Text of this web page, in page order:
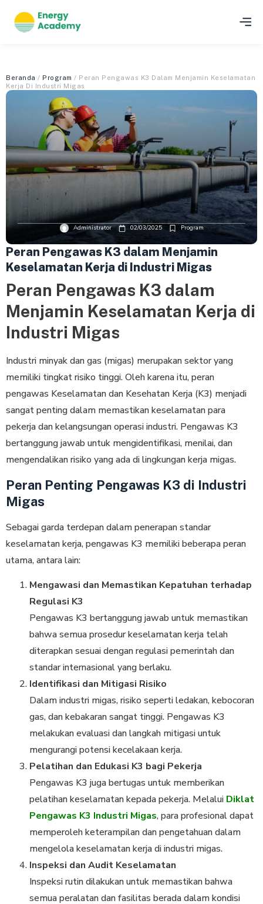
Beranda / Program / Peran Pengawas K3 Dalam Menjamin Keselamatan
Kerja Di Industri Migas
Administrator 02/03/2025 Program
Peran Pengawas K3 dalam Menjamin
Keselamatan Kerja di Industri Migas
Peran Pengawas K3 dalam
Menjamin Keselamatan Kerja di
Industri Migas
Industri minyak dan gas (migas) merupakan sektor yang
memiliki tingkat risiko tinggi. Oleh karena itu, peran
pengawas Keselamatan dan Kesehatan Kerja (K3) menjadi
sangat penting dalam memastikan keselamatan para
pekerja dan kelangsungan operasi industri. Pengawas K3
bertanggung jawab untuk mengidentifikasi, menilai, dan
mengendalikan risiko yang ada di lingkungan kerja migas.
Peran Penting Pengawas K3 di Industri
Migas
Sebagai garda terdepan dalam penerapan standar
keselamatan kerja, pengawas K3 memiliki beberapa peran
utama, antara lain:
Mengawasi dan Memastikan Kepatuhan terhadap
Regulasi K3
Pengawas K3 bertanggung jawab untuk memastikan
bahwa semua prosedur keselamatan kerja telah
diterapkan sesuai dengan regulasi pemerintah dan
standar internasional yang berlaku.
Identifikasi dan Mitigasi Risiko
Dalam industri migas, risiko seperti ledakan, kebocoran
gas, dan kebakaran sangat tinggi. Pengawas K3
melakukan evaluasi dan langkah mitigasi untuk
mengurangi potensi kecelakaan kerja.
Pelatihan dan Edukasi K3 bagi Pekerja
Pengawas K3 juga bertugas untuk memberikan
pelatihan keselamatan kepada pekerja. Melalui Diklat
Pengawas K3 Industri Migas, para profesional dapat
memperoleh keterampilan dan pengetahuan dalam
mengelola keselamatan kerja di industri migas.
Inspeksi dan Audit Keselamatan
Inspeksi rutin dilakukan untuk memastikan bahwa
semua peralatan dan fasilitas berada dalam kondisi